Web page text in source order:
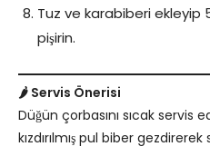
Tuz ve karabiberi ekleyip
pişirin.
🌶️ Servis Önerisi
Düğün çorbasını sıcak servis
kızdırılmış pul biber